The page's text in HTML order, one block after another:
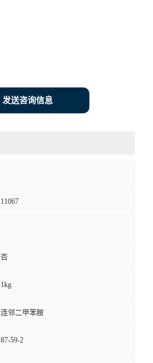
发送咨询信息
11067
否
1kg
连邻二甲苯胺
87-59-2